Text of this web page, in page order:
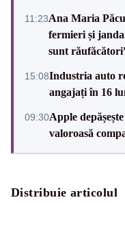
11:23Ana Maria
fermieri și
sunt
15:08Industria auto
angajați în 16
09:30Apple
valoroasă
Distribuie articolul